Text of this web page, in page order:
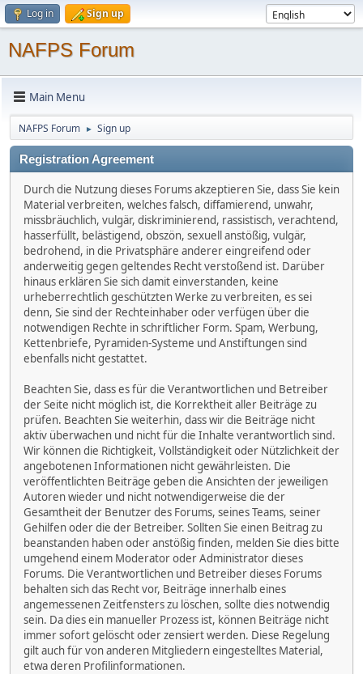
Log in Sign up
NAFPS Forum
Main Menu
NAFPS Forum ► Sign up
Registration Agreement
Durch die Nutzung dieses Forums akzeptieren Sie, dass Sie kein
Material verbreiten, welches falsch, diffamierend, unwahr,
missbräuchlich, vulgär, diskriminierend, rassistisch, verachtend,
hasserfüllt, belästigend, obszön, sexuell anstößig, vulgär,
bedrohend, in die Privatsphäre anderer eingreifend oder
anderweitig gegen geltendes Recht verstoßend ist. Darüber
hinaus erklären Sie sich damit einverstanden, keine
urheberrechtlich geschützten Werke zu verbreiten, es sei
denn, Sie sind der Rechteinhaber oder verfügen über die
notwendigen Rechte in schriftlicher Form. Spam, Werbung,
Kettenbriefe, Pyramiden-Systeme und Anstiftungen sind
ebenfalls nicht gestattet.
Beachten Sie, dass es für die Verantwortlichen und Betreiber
der Seite nicht möglich ist, die Korrektheit aller Beiträge zu
prüfen. Beachten Sie weiterhin, dass wir die Beiträge nicht
aktiv überwachen und nicht für die Inhalte verantwortlich sind.
Wir können die Richtigkeit, Vollständigkeit oder Nützlichkeit der
angebotenen Informationen nicht gewährleisten. Die
veröffentlichten Beiträge geben die Ansichten der jeweiligen
Autoren wieder und nicht notwendigerweise die der
Gesamtheit der Benutzer des Forums, seines Teams, seiner
Gehilfen oder die der Betreiber. Sollten Sie einen Beitrag zu
beanstanden haben oder anstößig finden, melden Sie dies bitte
umgehend einem Moderator oder Administrator dieses
Forums. Die Verantwortlichen und Betreiber dieses Forums
behalten sich das Recht vor, Beiträge innerhalb eines
angemessenen Zeitfensters zu löschen, sollte dies notwendig
sein. Da dies ein manueller Prozess ist, können Beiträge nicht
immer sofort gelöscht oder zensiert werden. Diese Regelung
gilt auch für von anderen Mitgliedern eingestelltes Material,
etwa deren Profilinformationen.